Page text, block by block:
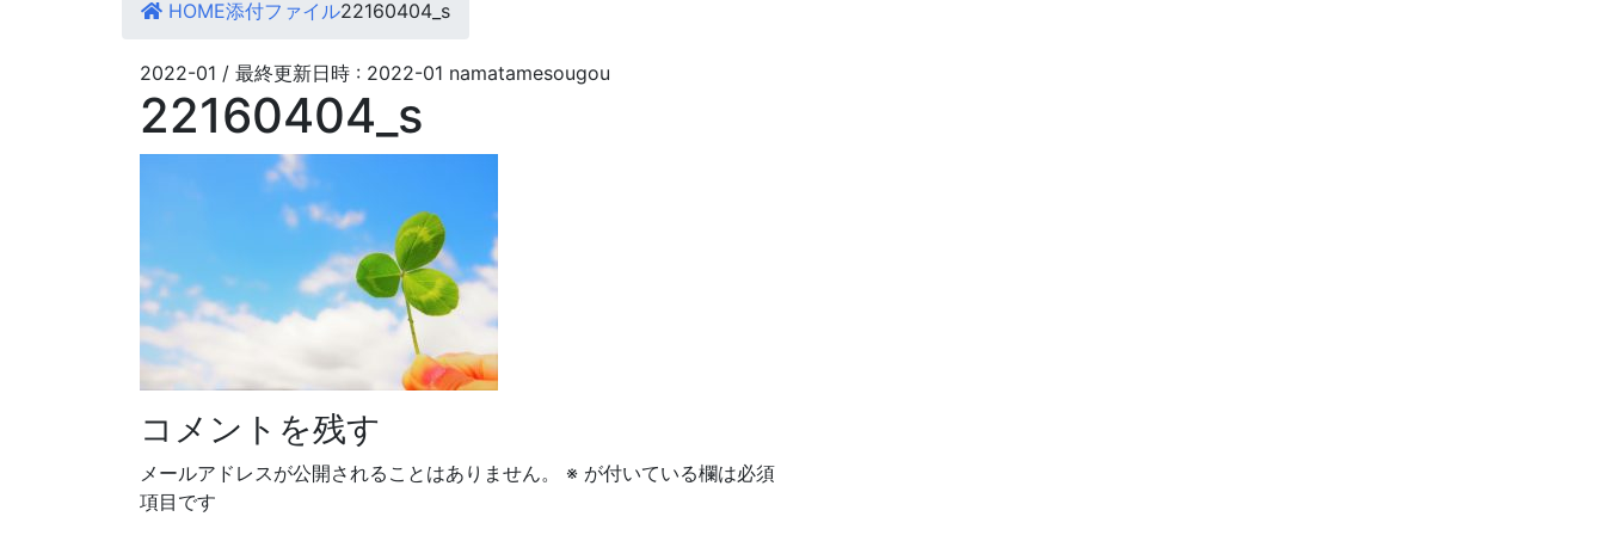
HOME添付ファイル22160404_s
2022-01 / 最終更新日時 : 2022-01 namatamesougou
22160404_s
コメントを残す
メールアドレスが公開されることはありません。 ※ が付いている欄は必須
項目です